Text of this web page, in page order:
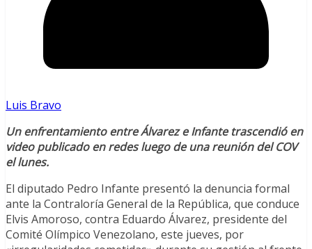
Luis Bravo
Un enfrentamiento entre Álvarez e Infante trascendió en
video publicado en redes luego de una reunión del COV
el lunes.
El diputado Pedro Infante presentó la denuncia formal
ante la Contraloría General de la República, que conduce
Elvis Amoroso, contra Eduardo Álvarez, presidente del
Comité Olímpico Venezolano, este jueves, por